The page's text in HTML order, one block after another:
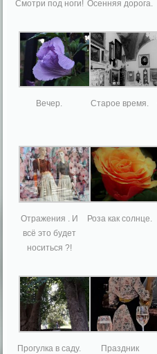
Смотри под ноги! Осенняя дорога.
Вечер. Старое время.
Отражения . И
всё это будет
носиться ?!
Роза как солнце.
Прогулка в саду.
Праздник